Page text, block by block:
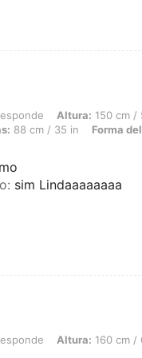
Altura: 150 cm / 59 in,
Altura: 150 cm /
88 cm / 35 in Forma
: sim Lindaaaaaaaa
Altura: 160 cm / 63 in,
Altura: 160 cm /